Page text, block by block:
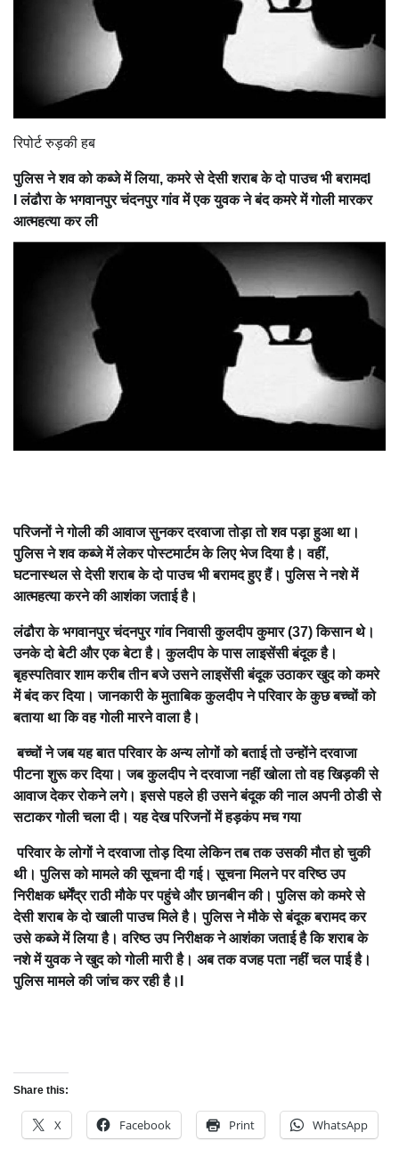
रिपोर्ट रुड़की हब
पुलिस ने शव को कब्जे में लिया, कमरे से देसी शराब के दो पाउच भी बरामदI
I लंढौरा के भगवानपुर चंदनपुर गांव में एक युवक ने बंद कमरे में गोली मारकर
आत्महत्या कर ली
परिजनों ने गोली की आवाज सुनकर दरवाजा तोड़ा तो शव पड़ा हुआ था।
पुलिस ने शव कब्जे में लेकर पोस्टमार्टम के लिए भेज दिया है। वहीं,
घटनास्थल से देसी शराब के दो पाउच भी बरामद हुए हैं। पुलिस ने नशे में
आत्महत्या करने की आशंका जताई है।
लंढौरा के भगवानपुर चंदनपुर गांव निवासी कुलदीप कुमार (37) किसान थे।
उनके दो बेटी और एक बेटा है। कुलदीप के पास लाइसेंसी बंदूक है।
बृहस्पतिवार शाम करीब तीन बजे उसने लाइसेंसी बंदूक उठाकर खुद को कमरे
में बंद कर दिया। जानकारी के मुताबिक कुलदीप ने परिवार के कुछ बच्चों को
बताया था कि वह गोली मारने वाला है।
बच्चों ने जब यह बात परिवार के अन्य लोगों को बताई तो उन्होंने दरवाजा
पीटना शुरू कर दिया। जब कुलदीप ने दरवाजा नहीं खोला तो वह खिड़की से
आवाज देकर रोकने लगे। इससे पहले ही उसने बंदूक की नाल अपनी ठोडी से
सटाकर गोली चला दी। यह देख परिजनों में हड़कंप मच गया
परिवार के लोगों ने दरवाजा तोड़ दिया लेकिन तब तक उसकी मौत हो चुकी
थी। पुलिस को मामले की सूचना दी गई। सूचना मिलने पर वरिष्ठ उप
निरीक्षक धर्मेंद्र राठी मौके पर पहुंचे और छानबीन की। पुलिस को कमरे से
देसी शराब के दो खाली पाउच मिले है। पुलिस ने मौके से बंदूक बरामद कर
उसे कब्जे में लिया है। वरिष्ठ उप निरीक्षक ने आशंका जताई है कि शराब के
नशे में युवक ने खुद को गोली मारी है। अब तक वजह पता नहीं चल पाई है।
पुलिस मामले की जांच कर रही है।I
Share this:
X Facebook Print WhatsApp